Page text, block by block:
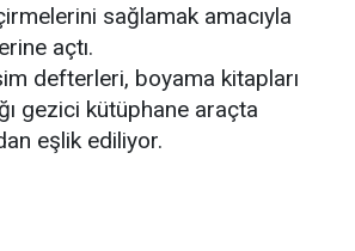
sağlamak amacıyla
açtı.
defterleri, boyama kitapları
gezici kütüphane araçta
eşlik ediliyor.